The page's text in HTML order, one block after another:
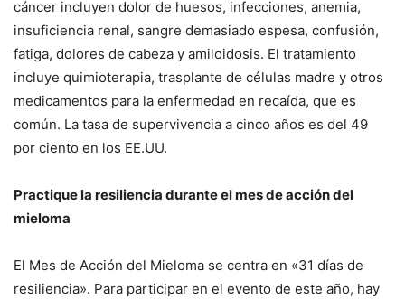
cáncer incluyen dolor de huesos, infecciones, anemia,
insuficiencia renal, sangre demasiado espesa, confusión,
fatiga, dolores de cabeza y amiloidosis. El tratamiento
incluye quimioterapia, trasplante de células madre y otros
medicamentos para la enfermedad en recaída, que es
común. La tasa de supervivencia a cinco años es del 49
por ciento en los EE.UU.
Practique la resiliencia durante el mes de acción del
mieloma
El Mes de Acción del Mieloma se centra en «31 días de
resiliencia». Para participar en el evento de este año, hay